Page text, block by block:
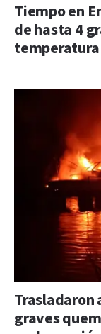
Tiempo en
de hasta 4
temperatura
Trasladaron
graves